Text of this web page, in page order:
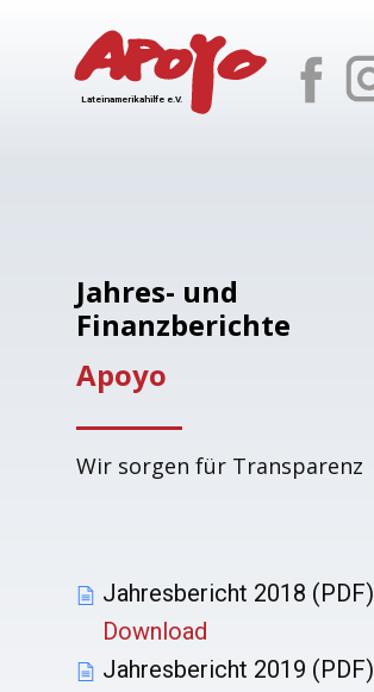
Lateinamerikahilfe e.V.
Jahres- und
Finanzberichte
Apoyo
Wir sorgen für Transparenz
Jahresbericht 2018 (PDF)
Download
Jahresbericht 2019 (PDF)